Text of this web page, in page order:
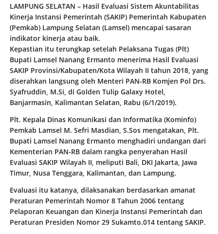
LAMPUNG SELATAN – Hasil Evaluasi Sistem Akuntabilitas
Kinerja Instansi Pemerintah (SAKIP) Pemerintah Kabupaten
(Pemkab) Lampung Selatan (Lamsel) mencapai sasaran
indikator kinerja atau baik.
Kepastian itu terungkap setelah Pelaksana Tugas (Plt)
Bupati Lamsel Nanang Ermanto menerima Hasil Evaluasi
SAKIP Provinsi/Kabupaten/Kota Wilayah II tahun 2018, yang
diserahkan langsung oleh Menteri PAN-RB Komjen Pol Drs.
Syafruddin, M.Si, di Golden Tulip Galaxy Hotel,
Banjarmasin, Kalimantan Selatan, Rabu (6/1/2019).
Plt. Kepala Dinas Komunikasi dan Informatika (Kominfo)
Pemkab Lamsel M. Sefri Masdian, S.Sos mengatakan, Plt.
Bupati Lamsel Nanang Ermanto menghadiri undangan dari
Kementerian PAN-RB dalam rangka penyerahan Hasil
Evaluasi SAKIP Wilayah II, meliputi Bali, DKI Jakarta, Jawa
Timur, Nusa Tenggara, Kalimantan, dan Lampung.
Evaluasi itu katanya, dilaksanakan berdasarkan amanat
Peraturan Pemerintah Nomor 8 Tahun 2006 tentang
Pelaporan Keuangan dan Kinerja Instansi Pemerintah dan
Peraturan Presiden Nomor 29 Sukamto.014 tentang SAKIP.